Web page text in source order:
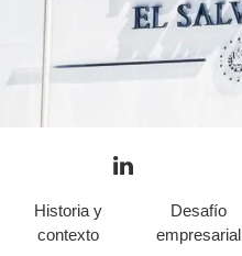
Historia y
contexto
Desafío
empresarial